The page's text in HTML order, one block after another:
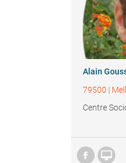
Alain
79500 |
Centre
